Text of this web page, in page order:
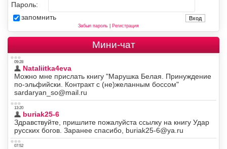
Пароль:
запомнить
Забыл пароль| Регистрация
Мини-чат